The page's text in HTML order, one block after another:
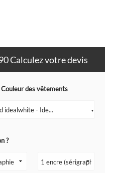
Calculez votre devis
Couleur des vêtements
idealwhite - Ide... ▼
?